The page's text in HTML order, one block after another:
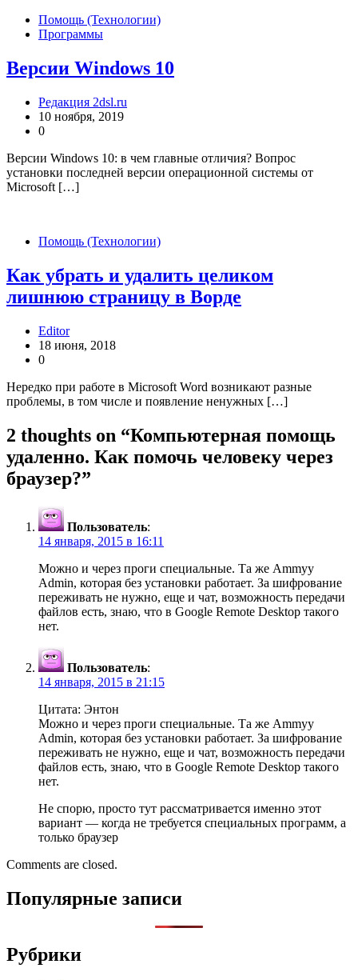
Помощь (Технологии)
Программы
Версии Windows 10
Редакция 2dsl.ru
10 ноября, 2019
0
Версии Windows 10: в чем главные отличия? Вопрос
установки последней версии операционной системы от
Microsoft […]
Помощь (Технологии)
Как убрать и удалить целиком
лишнюю страницу в Ворде
Editor
18 июня, 2018
0
Нередко при работе в Microsoft Word возникают разные
проблемы, в том числе и появление ненужных […]
2 thoughts on “Компьютерная помощь
удаленно. Как помочь человеку через
браузер?”
Пользователь:
14 января, 2015 в 16:11
Можно и через проги специальные. Та же Ammyy
Admin, которая без установки работает. За шифрование
переживать не нужно, еще и чат, возможность передачи
файлов есть, знаю, что в Google Remote Desktop такого
нет.
Пользователь:
14 января, 2015 в 21:15
Цитата: Энтон
Можно и через проги специальные. Та же Ammyy
Admin, которая без установки работает. За шифрование
переживать не нужно, еще и чат, возможность передачи
файлов есть, знаю, что в Google Remote Desktop такого
нет.
Не спорю, просто тут рассматривается именно этот
вариант — когда не требуется специальных программ, а
только браузер
Comments are closed.
Популярные записи
Рубрики